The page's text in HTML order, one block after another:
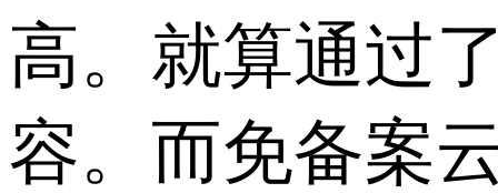
高。就算通过
容。而免备案